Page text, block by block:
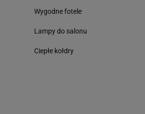
Wygodne fotele
Lampy do salonu
Ciepłe kołdry